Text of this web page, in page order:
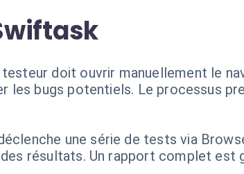
doit ouvrir manuellement le
les bugs potentiels. Le processus
une série de tests via
résultats. Un rapport complet est